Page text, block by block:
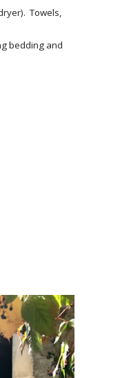
Towels,
bedding and